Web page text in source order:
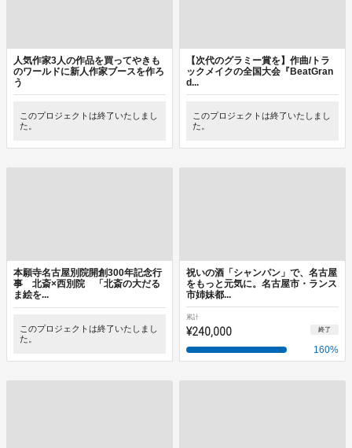
人気作家3人の作品を買ってやきも
のワールドに新人作家ブースを作ろ
う
このプロジェクトは終了いたしまし
た。
【次代のグラミー賞を】作曲/トラ
ックメイクの全国大会『BeatGran
d...
このプロジェクトは終了いたしまし
た。
本願寺名古屋別院開創300年記念行
事 北斎×西別院 「北斎の大だる
ま絵を...
このプロジェクトは終了いたしまし
た。
祝いの酒「シャンパン」で、名古屋
をもっと元気に。名古屋市・ランス
市姉妹都...
累計
¥240,000 終了
160%